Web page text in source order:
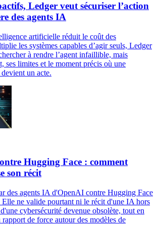
Ledger veut sécuriser l’action
des agents IA
artificielle réduit le coût des
les systèmes capables d’agir seuls, Ledger
à rendre l’agent infaillible, mais
ses limites et le moment précis où une
un acte.
Hugging Face : comment
son récit
des agents IA d'OpenAI contre Hugging Face
Elle ne valide pourtant ni le récit d'une IA hors
cybersécurité devenue obsolète, tout en
de force autour des modèles de